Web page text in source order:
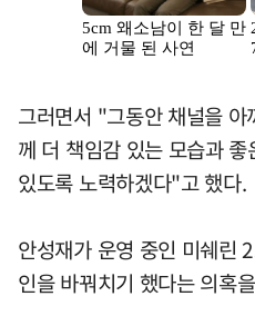
그러면서 "그동안 채널을
께 더 책임감 있는 모습과
있도록 노력하겠다"고 했다.
안성재가 운영 중인 미쉐린
인을 바꿔치기 했다는 의혹